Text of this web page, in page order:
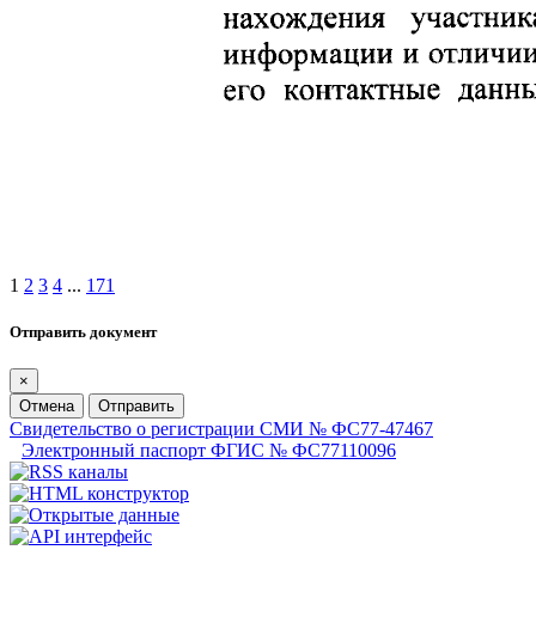
1 2 3 4 ... 171
Отправить документ
×
Отмена
Отправить
Свидетельство о регистрации СМИ № ФС77-47467
Электронный паспорт ФГИС № ФС77110096